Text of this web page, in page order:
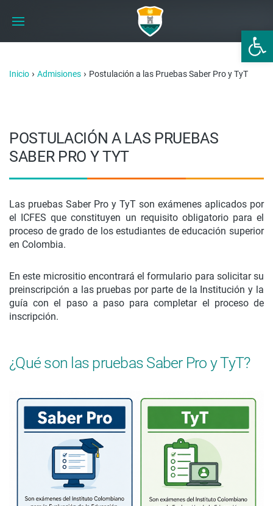
Abrir
Inicio › Admisiones › Postulación a las Pruebas Saber Pro y TyT
POSTULACIÓN A LAS PRUEBAS
SABER PRO Y TYT
Las pruebas Saber Pro y TyT son exámenes aplicados por
el ICFES que constituyen un requisito obligatorio para el
proceso de grado de los estudiantes de educación superior
en Colombia.
En este micrositio encontrará el formulario para solicitar su
preinscripción a las pruebas por parte de la Institución y la
guía con el paso a paso para completar el proceso de
inscripción.
¿Qué son las pruebas Saber Pro y TyT?